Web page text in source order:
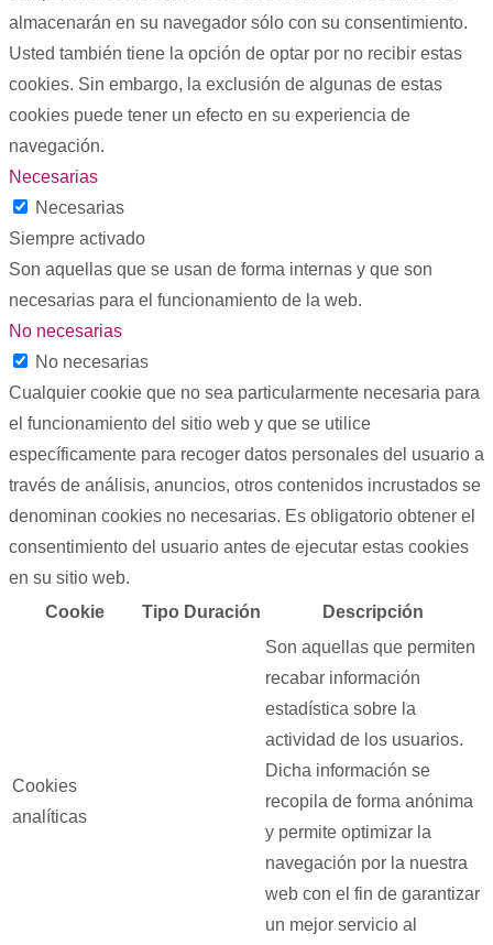
almacenarán en su navegador sólo con su consentimiento.
Usted también tiene la opción de optar por no recibir estas
cookies. Sin embargo, la exclusión de algunas de estas
cookies puede tener un efecto en su experiencia de
navegación.
Necesarias
Necesarias
Siempre activado
Son aquellas que se usan de forma internas y que son
necesarias para el funcionamiento de la web.
No necesarias
No necesarias
Cualquier cookie que no sea particularmente necesaria para
el funcionamiento del sitio web y que se utilice
específicamente para recoger datos personales del usuario a
través de análisis, anuncios, otros contenidos incrustados se
denominan cookies no necesarias. Es obligatorio obtener el
consentimiento del usuario antes de ejecutar estas cookies
en su sitio web.
Cookie
Tipo Duración Descripción
Cookies
analíticas
Son aquellas que permiten
recabar información
estadística sobre la
actividad de los usuarios.
Dicha información se
recopila de forma anónima
y permite optimizar la
navegación por la nuestra
web con el fin de garantizar
un mejor servicio al